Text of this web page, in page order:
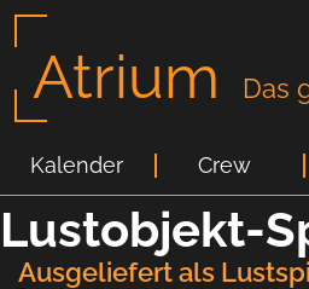
Atrium Das
Kalender Crew
Lustobjekt-
Ausgeliefert als